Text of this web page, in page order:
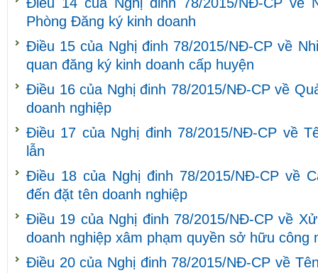
Phòng Đăng ký kinh doanh
Điều 15 của Nghị đinh 78/2015/NĐ-CP về
quan đăng ký kinh doanh cấp huyện
Điều 16 của Nghị đinh 78/2015/NĐ-CP về
doanh nghiệp
Điều 17 của Nghị đinh 78/2015/NĐ-CP về
lẫn
Điều 18 của Nghị đinh 78/2015/NĐ-CP về
đến đặt tên doanh nghiệp
Điều 19 của Nghị đinh 78/2015/NĐ-CP về
doanh nghiệp xâm phạm quyền sở hữu công
Điều 20 của Nghị đinh 78/2015/NĐ-CP về